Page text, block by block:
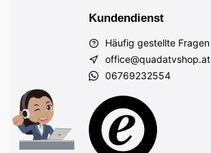
Kundendienst
Häufig gestellte Fragen
office@quadatvshop.at
06769232554